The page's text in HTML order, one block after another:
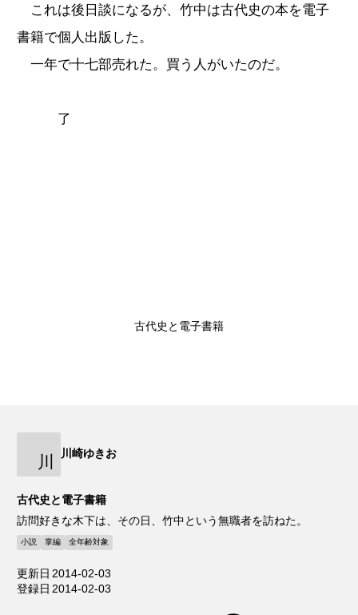
これは後日談になるが、竹中は古代史の本を電子
書籍で個人出版した。
一年で十七部売れた。買う人がいたのだ。
了
古代史と電子書籍
川 川崎ゆきお
古代史と電子書籍
訪問好きな木下は、その日、竹中という無職者を訪ねた。
小説 掌編 全年齢対象
更新日 2014-02-03
登録日 2014-02-03